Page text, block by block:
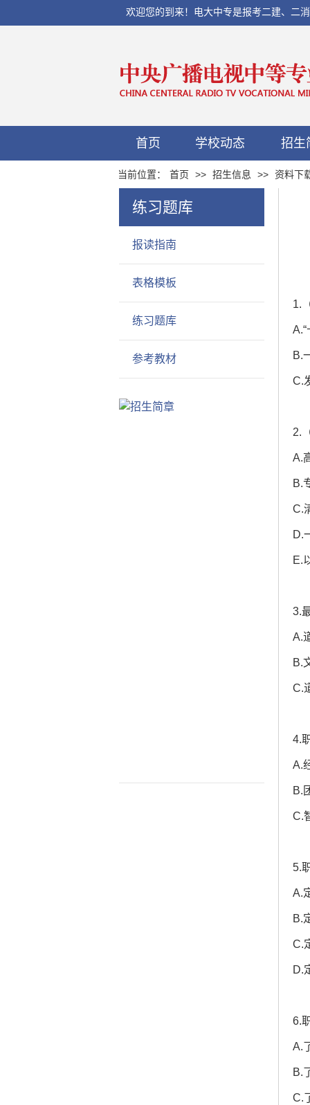
欢迎您的到来！电大中专是报考二建、二
首页 学校动态 招生
当前位置： 首页 >> 招生信息 >> 资料下
练习题库
报读指南
表格模板
练习题库
参考教材
1.
B.
C.
2.
A.
B.
C.
D.
E.
3.
A.
B.
C.
4.
A.
B.
C.
5.
A.
B.
C.
D.
6.
A.
B.
C.